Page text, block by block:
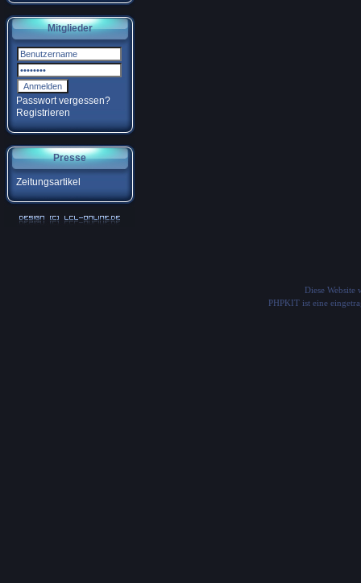
Mitglieder
Passwort vergessen?
Registrieren
Presse
Zeitungsartikel
Diese Website
PHPKIT ist eine